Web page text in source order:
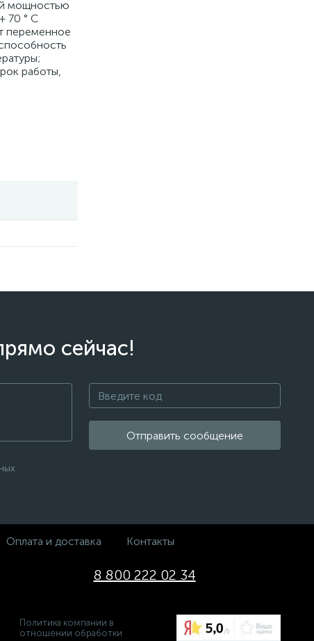
мощностью
70 ° C
переменное
работы,
сейчас!
Отправить сообщение
Оплата и доставка Контакты
8 800 222 02 34
Политика компании в
отношении обработки